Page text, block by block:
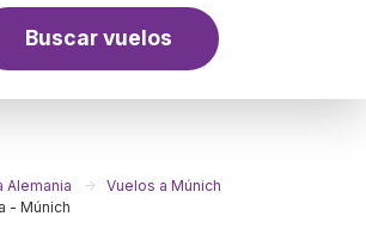
Buscar vuelos
Alemania
Vuelos a Múnich
- Múnich